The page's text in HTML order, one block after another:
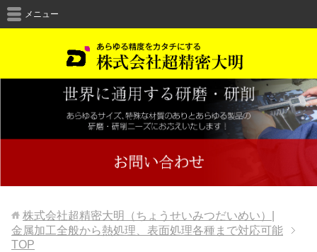
メニュー
株式会社超精密大明（ちょうせいみつだいめい）|
金属加工全般から熱処理、表面処理各種まで対応可能
TOP